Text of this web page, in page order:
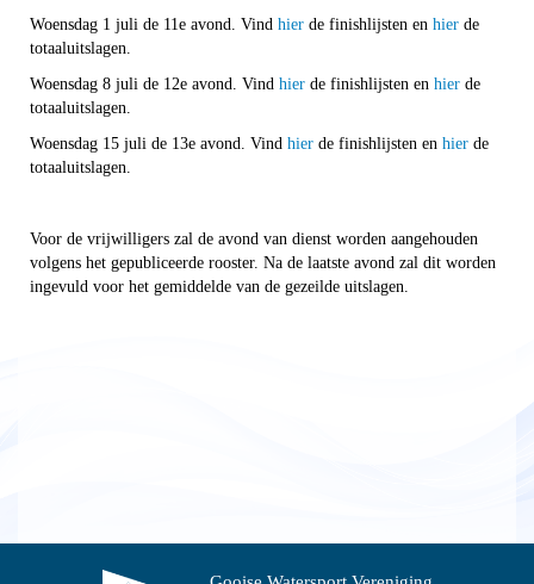
Woensdag 1 juli de 11e avond. Vind hier de finishlijsten en hier de
totaaluitslagen.
Woensdag 8 juli de 12e avond. Vind hier de finishlijsten en hier de
totaaluitslagen.
Woensdag 15 juli de 13e avond. Vind hier de finishlijsten en hier de
totaaluitslagen.
Voor de vrijwilligers zal de avond van dienst worden aangehouden
volgens het gepubliceerde rooster. Na de laatste avond zal dit worden
ingevuld voor het gemiddelde van de gezeilde uitslagen.